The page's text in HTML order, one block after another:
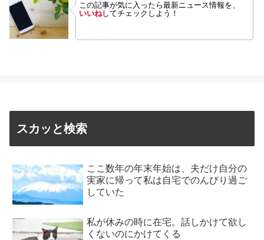
この記事が気に入ったら最新ニュース情報を、
いいねしてチェックしよう！
スカッと検索
ここ数年の年末年始は、夫だけ自分の
実家に帰って私は自宅でのんびり過ご
していた
私が休みの時に在宅。話しかけて欲し
くないのにかけてくる